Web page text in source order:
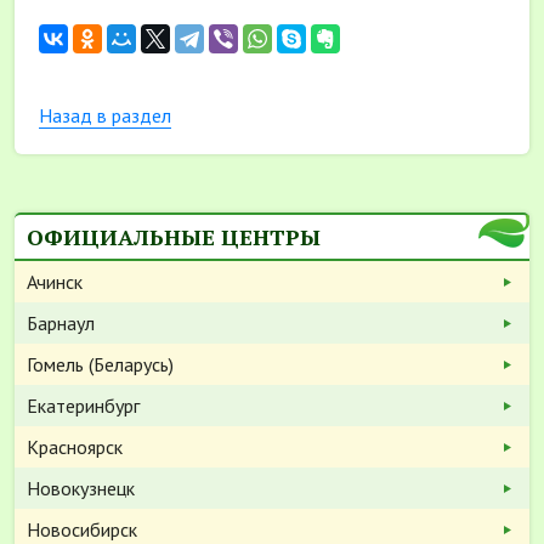
Назад в раздел
ОФИЦИАЛЬНЫЕ ЦЕНТРЫ
Ачинск
Барнаул
Гомель (Беларусь)
Екатеринбург
Красноярск
Новокузнецк
Новосибирск